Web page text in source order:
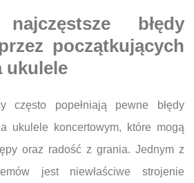
błędy
początkujących
ukulele
często popełniają pewne błędy
ukulele koncertowym, które mogą
oraz radość z grania. Jednym z
jest niewłaściwe strojenie